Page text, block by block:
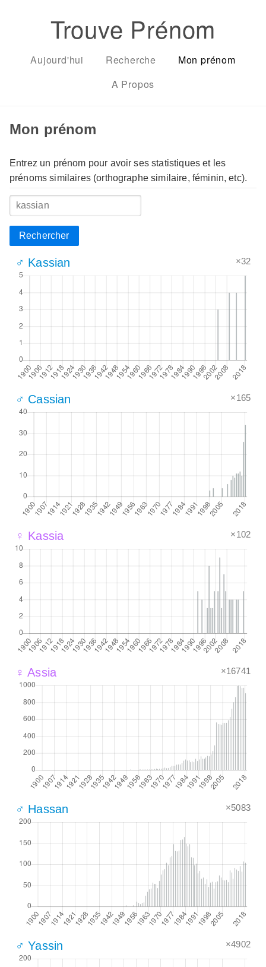
Trouve Prénom
Aujourd'hui Recherche
Mon prénom
A Propos
Mon prénom
Entrez un prénom pour avoir ses statistiques et les
prénoms similaires (orthographe similaire, féminin, etc).
Rechercher
♂ Kassian ×32
♂ Cassian ×165
♀ Kassia ×102
♀ Assia ×16741
♂ Hassan ×5083
♂ Yassin ×4902